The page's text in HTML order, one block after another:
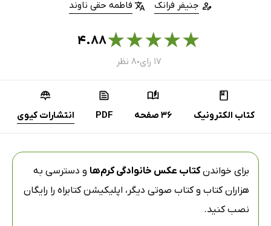
جنیفر فرانک فاطمه حقی ناوند
★
★
★
★
★۴.۸۸
۱۷ رای ● ۸ نظر
کتاب الکترونیک 36 صفحه PDF انتشارات کیوی
برای خواندنکتاب عکس خانوادگی کرم‌ها و دسترسی به
هزاران کتاب و کتاب صوتی دیگر، اپلیکیشن کتابراه را رایگان
نصب کنید.